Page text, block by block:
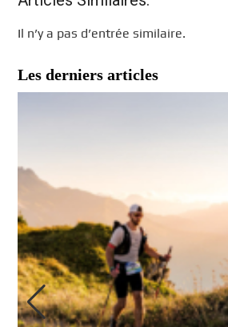
Il n’y a pas d’entrée similaire.
Les derniers articles